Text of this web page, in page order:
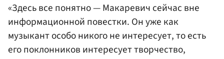
«Здесь все понятно — Макаревич сейчас вне
информационной повестки. Он уже как
музыкант особо никого не интересует, то есть
его поклонников интересует творчество,